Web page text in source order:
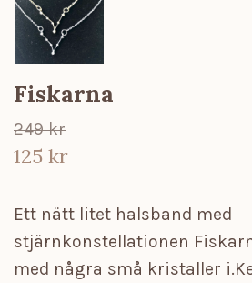
Fiskarna
249 kr
125 kr
Ett nätt litet halsband med
stjärnkonstellationen
med några små kristaller